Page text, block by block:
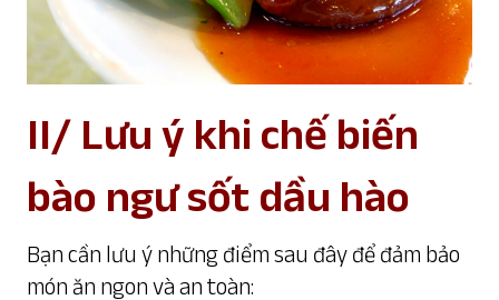
II/ Lưu ý khi chế biến
bào ngư sốt dầu hào
Bạn cần lưu ý những điểm sau đây để đảm bảo
món ăn ngon và an toàn: